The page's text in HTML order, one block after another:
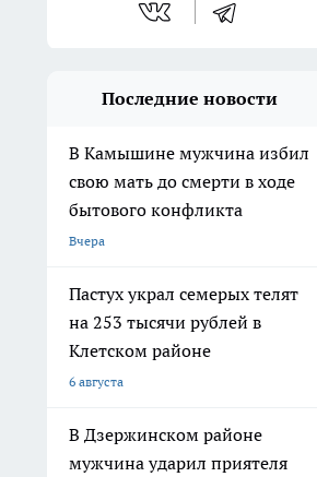
Последние новости
В Камышине мужчина избил
свою мать до смерти в ходе
бытового конфликта
Вчера
Пастух украл семерых телят
на 253 тысячи рублей в
Клетском районе
6 августа
В Дзержинском районе
мужчина ударил приятеля